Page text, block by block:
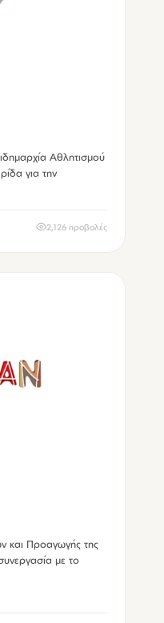
Αθλητισμού
για την
2,126 προβολές
και Προαγωγής της
με το